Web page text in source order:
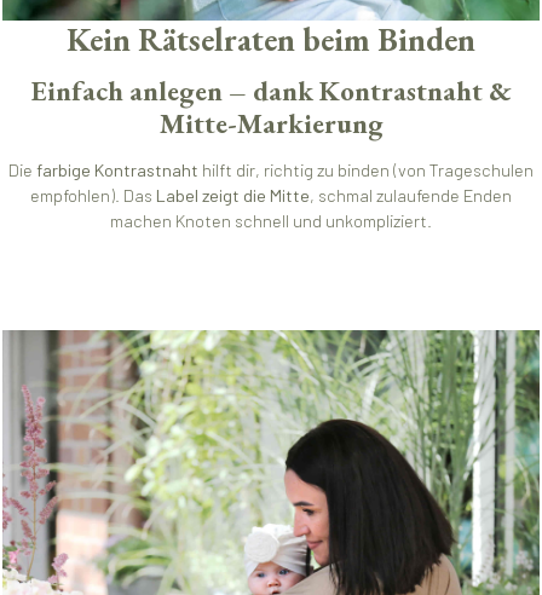
Kein Rätselraten beim Binden
Einfach anlegen – dank Kontrastnaht &
Mitte-Markierung
Die farbige Kontrastnaht hilft dir, richtig zu binden (von Trageschulen
empfohlen). Das Label zeigt die Mitte, schmal zulaufende Enden
machen Knoten schnell und unkompliziert.